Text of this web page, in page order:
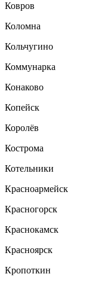
Ковров
Коломна
Кольчугино
Коммунарка
Конаково
Копейск
Королёв
Кострома
Котельники
Красноармейск
Красногорск
Краснокамск
Красноярск
Кропоткин